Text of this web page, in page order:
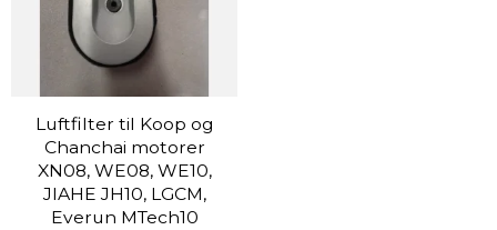
Luftfilter til Koop og
Chanchai motorer
XN08, WE08, WE10,
JIAHE JH10, LGCM,
Everun MTech10